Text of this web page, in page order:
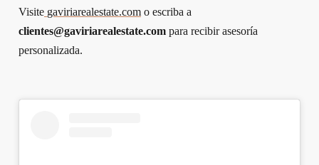
Visite gaviriarealestate.com o escriba a
clientes@gaviriarealestate.com para recibir asesoría
personalizada.